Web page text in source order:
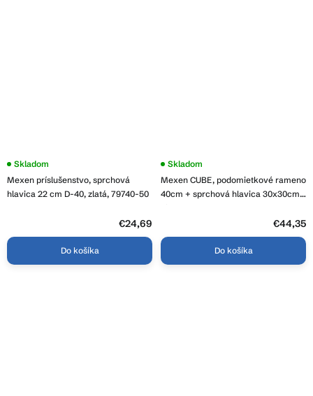
Mexen príslušenstvo, sprchová
hlavica 22 cm D-40, zlatá, 79740-50
Skladom
€24,69
Do košíka
Mexen CUBE, podomietkové rameno
40cm + sprchová hlavica 30x30cm,
Skladom
€44,35
Do košíka